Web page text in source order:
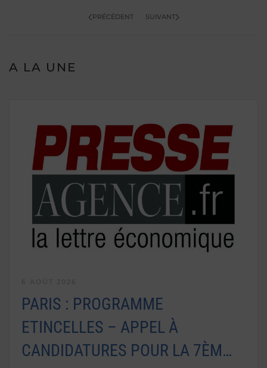
PRÉCÉDENT SUIVANT
A LA UNE
PARIS : PROGRAMME
ETINCELLES – APPEL À
CANDIDATURES POUR LA 7ÈM…